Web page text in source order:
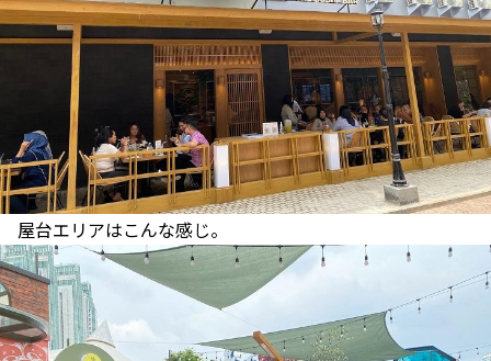
屋台エリアはこんな感じ。